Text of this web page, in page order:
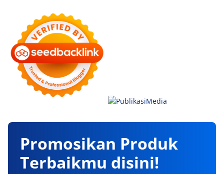
Promosikan Produk
Terbaikmu disini!